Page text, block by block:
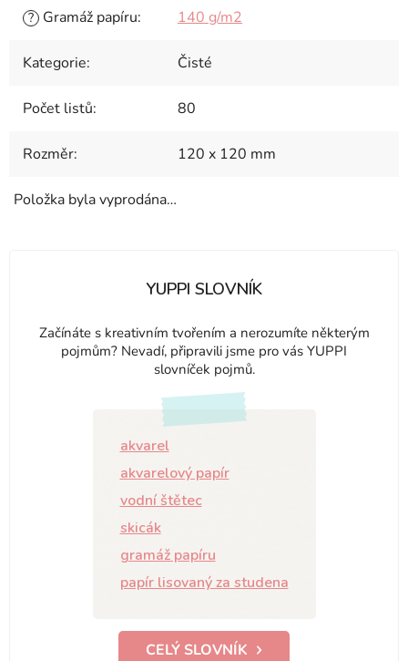
? Gramáž papíru: 140 g/m2
Kategorie: Čisté
Počet listů: 80
Rozměr: 120 x 120 mm
Položka byla vyprodána…
YUPPI SLOVNÍK
Začínáte s kreativním tvořením a nerozumíte některým
pojmům? Nevadí, připravili jsme pro vás YUPPI
slovníček pojmů.
akvarel
akvarelový papír
vodní štětec
skicák
gramáž papíru
papír lisovaný za studena
CELÝ SLOVNÍK